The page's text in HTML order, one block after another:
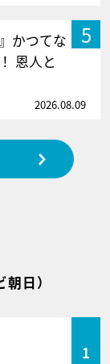
5
かつてな
恩人と
2026.08.09
朝日）
1